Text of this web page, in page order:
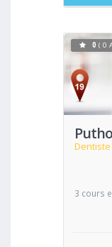
Dentiste
0 ( 0
3 cours